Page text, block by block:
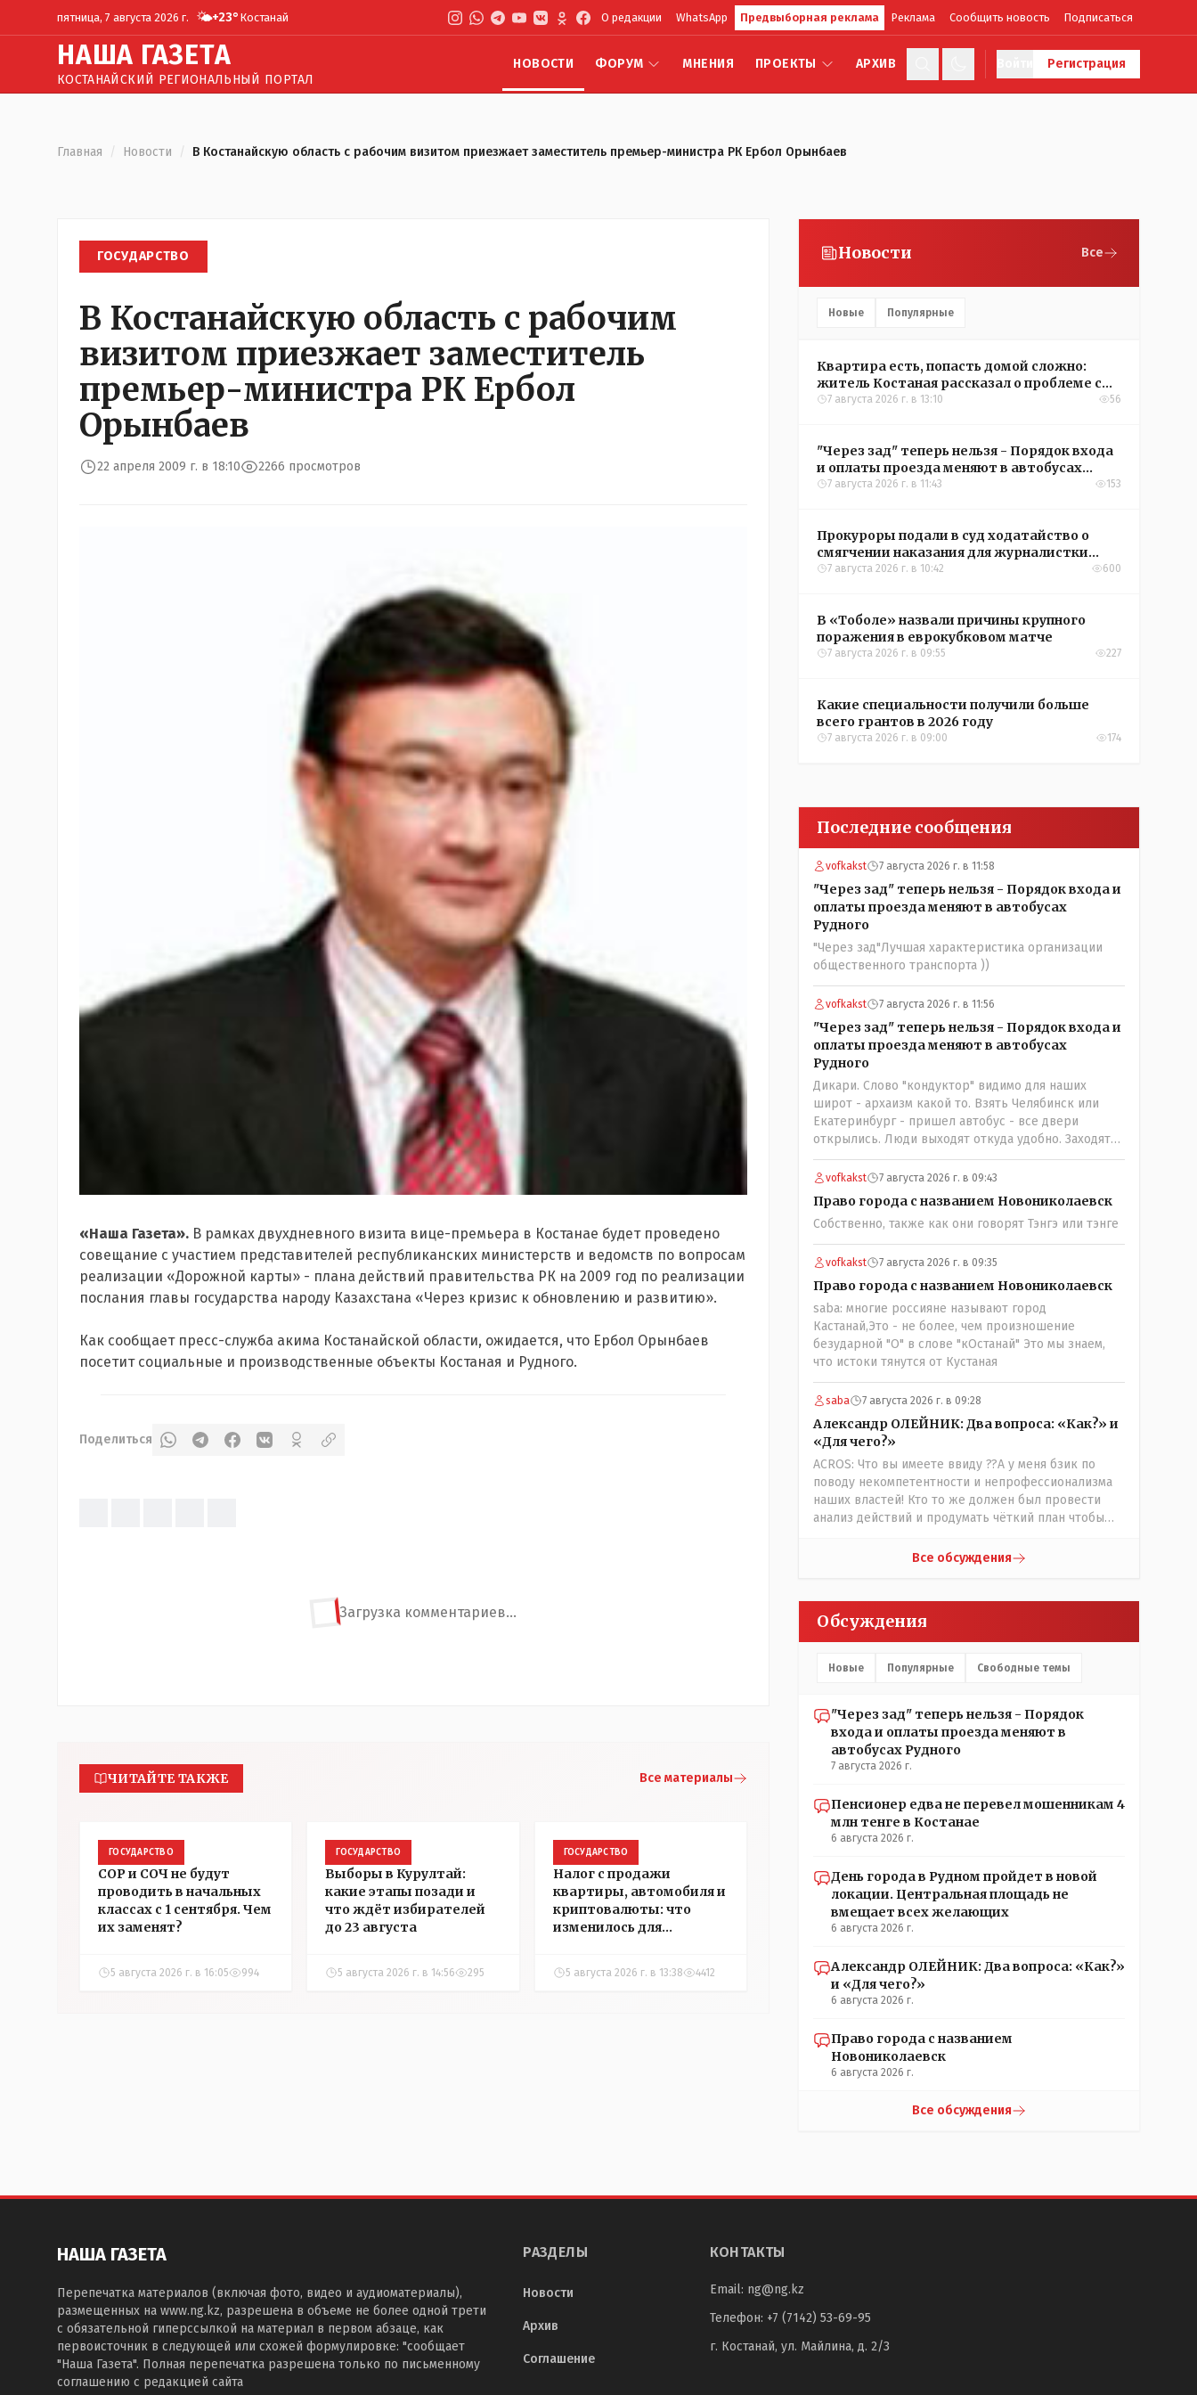
пятница, 7 августа 2026 г. 🌤️+23° Костанай О редакции WhatsApp Предвыборная реклама Реклама Сообщить новость Подписаться
НАША ГАЗЕТА
КОСТАНАЙСКИЙ РЕГИОНАЛЬНЫЙ ПОРТАЛ
НОВОСТИ ФОРУМ МНЕНИЯ ПРОЕКТЫ АРХИВ Регистрация
Главная / Новости / В Костанайскую область с рабочим визитом приезжает заместитель премьер-министра РК Ербол Орынбаев
ГОСУДАРСТВО
В Костанайскую область с рабочим
визитом приезжает заместитель
премьер-министра РК Ербол
Орынбаев
22 апреля 2009 г. в 18:10 2266 просмотров
«Наша Газета». В рамках двухдневного визита вице-премьера в Костанае будет проведено
совещание с участием представителей республиканских министерств и ведомств по вопросам
реализации «Дорожной карты» - плана действий правительства РК на 2009 год по реализации
послания главы государства народу Казахстана «Через кризис к обновлению и развитию».
Как сообщает пресс-служба акима Костанайской области, ожидается, что Ербол Орынбаев
посетит социальные и производственные объекты Костаная и Рудного.
Поделиться
Загрузка комментариев...
ЧИТАЙТЕ ТАКЖЕ Все материалы
ГОСУДАРСТВО
СОР и СОЧ не будут
проводить в начальных
классах с 1 сентября. Чем
их заменят?
5 августа 2026 г. в 16:05 994
ГОСУДАРСТВО
Выборы в Курултай:
какие этапы позади и
что ждёт избирателей
до 23 августа
5 августа 2026 г. в 14:56 295
ГОСУДАРСТВО
Налог с продажи
квартиры, автомобиля и
криптовалюты: что
изменилось для
5 августа 2026 г. в 13:38 4412
Новости Все
Новые Популярные
Квартира есть, попасть домой сложно:
житель Костаная рассказал о проблеме с
подъездом
7 августа 2026 г. в 13:10 56
"Через зад" теперь нельзя - Порядок входа
и оплаты проезда меняют в автобусах
Рудного
7 августа 2026 г. в 11:43 153
Прокуроры подали в суд ходатайство о
смягчении наказания для журналистки
Александры Алёховой
7 августа 2026 г. в 10:42 600
В «Тоболе» назвали причины крупного
поражения в еврокубковом матче
7 августа 2026 г. в 09:55 227
Какие специальности получили больше
всего грантов в 2026 году
7 августа 2026 г. в 09:00 174
Последние сообщения
vofkakst 7 августа 2026 г. в 11:58
"Через зад" теперь нельзя - Порядок входа и
оплаты проезда меняют в автобусах
Рудного
"Через зад"Лучшая характеристика организации
общественного транспорта ))
vofkakst 7 августа 2026 г. в 11:56
"Через зад" теперь нельзя - Порядок входа и
оплаты проезда меняют в автобусах
Рудного
Дикари. Слово "кондуктор" видимо для наших
широт - архаизм какой то. Взять Челябинск или
Екатеринбург - пришел автобус - все двери
открылись. Люди выходят откуда удобно. Заходят
также в любую дверь. Далее - либо платишь сам (у
каждой двери есть валидатор), либо кондуктор
вопросов оплаты, полностью
сконцентрировавшись на управлении автобусом.
Кондуктор - помимо удобства - несомненно
рабочие места. Сколько людей можно
трудоустроить? Но зачем, когда водитель должен и
на дорогу смотреть, и оплату контролировать , и (в
редких случаях оплаты наличкой) сдачу выдавать. У
нас прогресс почему-то идет с регрессом рука об
руку. Любую хорошую задумку умудряемся
похерить(
vofkakst 7 августа 2026 г. в 09:43
Право города с названием Новониколаевск
Собственно, также как они говорят Тэнгэ или тэнге
vofkakst 7 августа 2026 г. в 09:35
Право города с названием Новониколаевск
saba: многие россияне называют город
Кастанай,Это - не более, чем произношение
безударной "О" в слове "кОстанай" Это мы знаем,
что истоки тянутся от Кустаная
saba 7 августа 2026 г. в 09:28
Александр ОЛЕЙНИК: Два вопроса: «Как?» и
«Для чего?»
ACROS: Что вы имеете ввиду ??А у меня бзик по
поводу некомпетентности и непрофессионализма
наших властей! Кто то же должен был провести
анализ действий и продумать чёткий план чтобы
аналитическом центре либо кто то из
просто обстоятельства немного меняются по
сравнению с Назарбаевскими временами, власти
решили пощупать кошелёк населения, а это уже
неизвестная в уравнении взаимоотношений власти
пригодился бы!
Все обсуждения
Обсуждения
Новые Популярные Свободные темы
"Через зад" теперь нельзя - Порядок
входа и оплаты проезда меняют в
автобусах Рудного
7 августа 2026 г.
Пенсионер едва не перевел мошенникам 4
млн тенге в Костанае
6 августа 2026 г.
День города в Рудном пройдет в новой
локации. Центральная площадь не
вмещает всех желающих
6 августа 2026 г.
Александр ОЛЕЙНИК: Два вопроса: «Как?»
и «Для чего?»
6 августа 2026 г.
Право города с названием
Новониколаевск
6 августа 2026 г.
Все обсуждения
НАША ГАЗЕТА
Перепечатка материалов (включая фото, видео и аудиоматериалы),
размещенных на www.ng.kz, разрешена в объеме не более одной трети
с обязательной гиперссылкой на материал в первом абзаце, как
первоисточник в следующей или схожей формулировке: "сообщает
"Наша Газета". Полная перепечатка разрешена только по письменному
соглашению с редакцией сайта
РАЗДЕЛЫ
Новости
Архив
Соглашение
КОНТАКТЫ
Email: ng@ng.kz
Телефон: +7 (7142) 53-69-95
г. Костанай, ул. Майлина, д. 2/3